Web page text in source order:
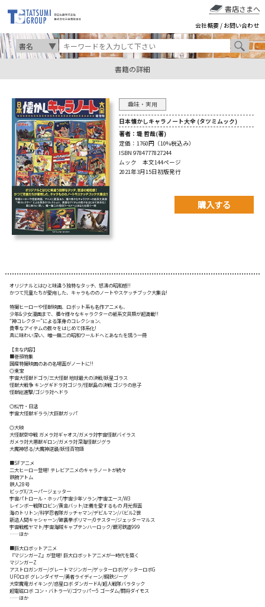
書店さまへ
会社概要 / お問い合わせ
書籍の詳細
趣味・実用
日本懐かしキャラノート大全 (タツミムック)
著者： 堤 哲哉(著)
定価： 1760円（10%税込み）
ISBN 9784777827244
ムック 本文144ページ
2021年3月15日初版発行
購入する
オリジナルとはひと味違う独特なタッチ、怒濤の昭和感!!
かつて児童たちが愛用した、キャラもののノートやスケッチブック大集合!
特撮ヒーローや怪獣映画、ロボット系も名作アニメも、
少年&少女漫画まで、種々様々なキャラクターの紙系文具類が超満載!!
“神コレクター”による渾身のコレクション、
貴重なアイテムの数々をはじめて体系化!
真に味わい深い、唯一無二の昭和ワールドへとあなたを誘う一冊
【主な内容】
■巻頭特集
国産特撮映画のあの名場面がノートに!!
◎東宝
宇宙大怪獣ドゴラ/三大怪獣 地球最大の決戦/妖星ゴラス
怪獣大戦争 キングギドラ対ゴジラ/怪獣島の決戦 ゴジラの息子
怪獣総進撃/ゴジラ対ヘドラ
◎松竹・日活
宇宙大怪獣ギララ/大巨獣ガッパ
◎大映
大怪獣空中戦 ガメラ対ギャオス/ガメラ対宇宙怪獣バイラス
ガメラ対大悪獣ギロン/ガメラ対深海怪獣ジグラ
大魔神怒る/大魔神逆襲/妖怪百物語
■SFアニメ
二大ヒーロー登場! テレビアニメのキャラノートが続々
鉄腕アトム
鉄人28号
ビッグX/スーパージェッター
宇宙パトロール・ホッパ/宇宙少年ソラン/宇宙エース/W3
レインボー戦隊ロビン/黄金バット/正義を愛するもの 月光仮面
海のトリトン/科学忍者隊ガッチャマン/デビルマン/バビル2世
新造人間キャシャーン/破裏拳ポリマー/0テスター/ジェッターマルス
宇宙戦艦ヤマト/宇宙海賊キャプテンハーロック/銀河鉄道999
……ほか
■巨大ロボットアニメ
『マジンガーZ』が登場! 巨大ロボットアニメが一時代を築く
マジンガーZ
アストロガンガー/グレートマジンガー/ゲッターロボ/ゲッターロボG
UFOロボ グレンダイザー/勇者ライディーン/鋼鉄ジーグ
大空魔竜ガイキング/惑星ロボ ダンガードA/超人戦隊バラタック
超電磁ロボ コン・バトラーV/ゴワッパー5 ゴーダム/闘将ダイモス
……ほか